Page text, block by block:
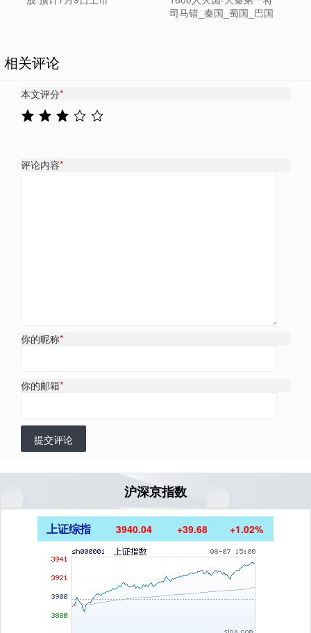
司马错_秦国_蜀国_巴国
相关评论
本文评分*
评论内容*
你的昵称*
你的邮箱*
提交评论
沪深京指数
上证综指 3940.04 +39.68 +1.02%